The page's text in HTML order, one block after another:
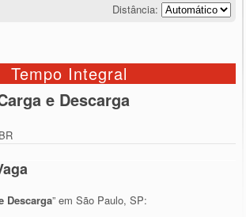
Distância:
Tempo Integral
e Descarga
BR
Descarga” em São Paulo, SP: